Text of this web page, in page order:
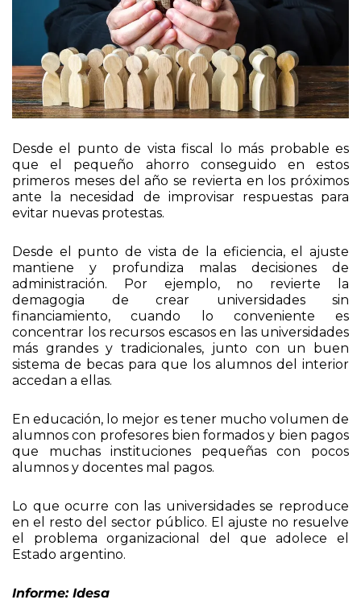
Desde el punto de vista fiscal lo más probable es
que el pequeño ahorro conseguido en estos
primeros meses del año se revierta en los próximos
ante la necesidad de improvisar respuestas para
Desde el punto de vista de la eficiencia, el ajuste
mantiene y profundiza malas decisiones de
administración. Por ejemplo, no revierte la
demagogia de crear universidades sin
financiamiento, cuando lo conveniente es
concentrar los recursos escasos en las universidades
más grandes y tradicionales, junto con un buen
En educación, lo mejor es tener mucho volumen de
alumnos con profesores bien formados y bien pagos
que muchas instituciones pequeñas con pocos
Lo que ocurre con las universidades se reproduce
en el resto del sector público. El ajuste no resuelve
el problema organizacional del que adolece el